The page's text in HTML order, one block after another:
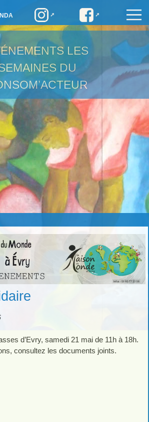
LES
DU
d’Evry, samedi 21 mai de 11h à 18h.
consultez les documents joints.